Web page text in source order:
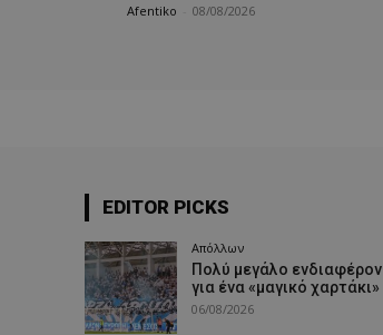
Afentiko 08/08/2026
EDITOR PICKS
Απόλλων
Πολύ μεγάλο ενδιαφέρον
για ένα «μαγικό χαρτάκι»
06/08/2026